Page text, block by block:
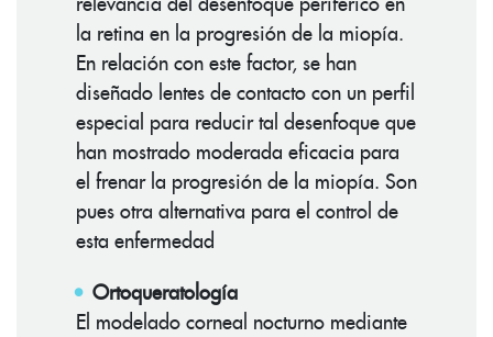
la retina en la progresión de la miopía.
En relación con este factor, se han
diseñado lentes de contacto con un perfil
especial para reducir tal desenfoque que
han mostrado moderada eficacia para
el frenar la progresión de la miopía. Son
pues otra alternativa para el control de
esta enfermedad
Ortoqueratología
El modelado corneal nocturno mediante